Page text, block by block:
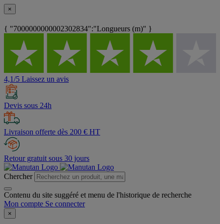
×
{ "7000000000002302834":"Longueurs (m)" }
4,1/5 Laissez un avis
Devis sous 24h
Livraison offerte dès 200 € HT
Retour gratuit sous 30 jours
Chercher
Contenu du site suggéré et menu de l'historique de recherche
Mon compte Se connecter
×